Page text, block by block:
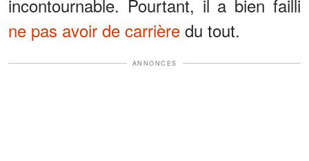
incontournable. Pourtant, il a bien failli
ne pas avoir de carrière du tout.
ANNONCES